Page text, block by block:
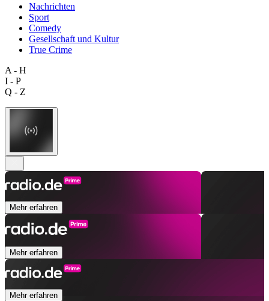
Nachrichten
Sport
Comedy
Gesellschaft und Kultur
True Crime
A - H
I - P
Q - Z
Mehr erfahren
Mehr erfahren
Mehr erfahren